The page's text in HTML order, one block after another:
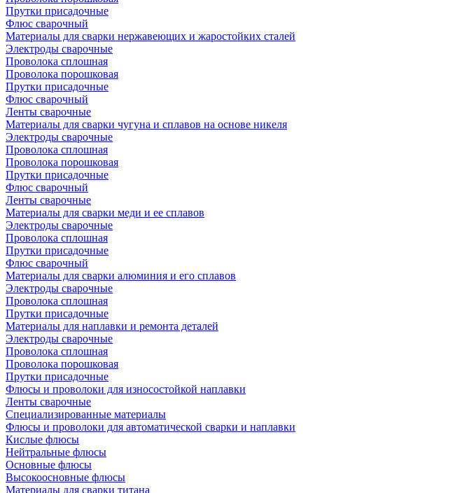
Прутки присадочные
Флюс сварочный
Материалы для сварки нержавеющих и жаростойких сталей
Электроды сварочные
Проволока сплошная
Проволока порошковая
Прутки присадочные
Флюс сварочный
Ленты сварочные
Материалы для сварки чугуна и сплавов на основе никеля
Электроды сварочные
Проволока сплошная
Проволока порошковая
Прутки присадочные
Флюс сварочный
Ленты сварочные
Материалы для сварки меди и ее сплавов
Электроды сварочные
Проволока сплошная
Прутки присадочные
Флюс сварочный
Материалы для сварки алюминия и его сплавов
Электроды сварочные
Проволока сплошная
Прутки присадочные
Материалы для наплавки и ремонта деталей
Электроды сварочные
Проволока сплошная
Проволока порошковая
Прутки присадочные
Флюсы и проволоки для износостойкой наплавки
Ленты сварочные
Специализированные материалы
Флюсы и проволоки для автоматической сварки и наплавки
Кислые флюсы
Нейтральные флюсы
Основные флюсы
Высокоосновные флюсы
Материалы для сварки титана